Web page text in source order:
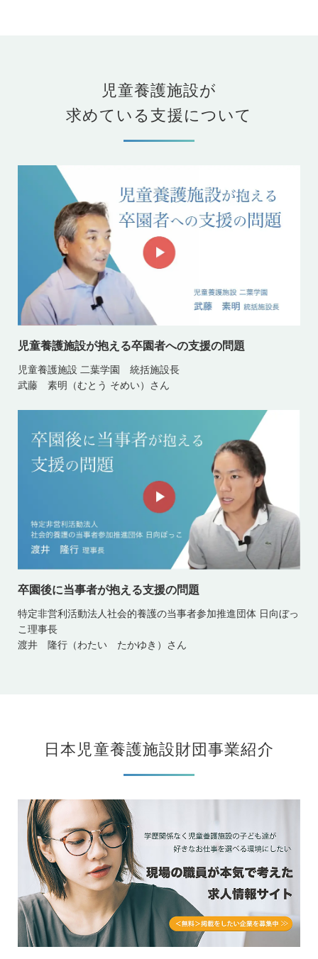
児童養護施設が
求めている支援について
児童養護施設が抱える卒園者への支援の問題
児童養護施設 二葉学園 統括施設長
武藤 素明（むとう そめい）さん
卒園後に当事者が抱える支援の問題
特定非営利活動法人社会的養護の当事者参加推進団体 日向ぼっ
こ理事長
渡井 隆行（わたい たかゆき）さん
日本児童養護施設財団事業紹介